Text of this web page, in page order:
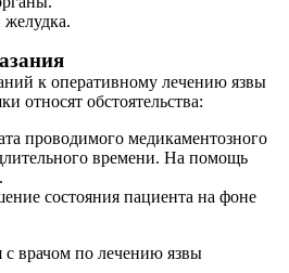
к оперативному лечению язвы
относят обстоятельства:
проводимого медикаментозного
времени. На помощь
состояния пациента на фоне